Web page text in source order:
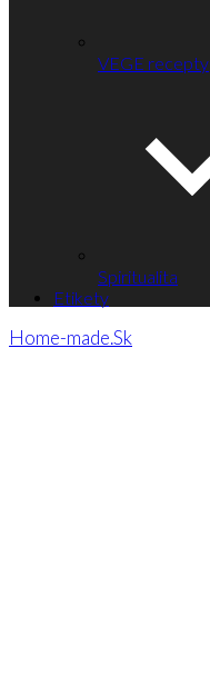
VEGE recepty
Spiritualita
Etikety
Home-made.Sk